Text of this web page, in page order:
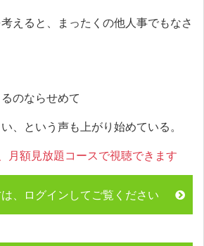
えると、まったくの他人事でもなさ
のならせめて
、という声も上がり始めている。
月額見放題コースで視聴できます
、ログインしてご覧ください